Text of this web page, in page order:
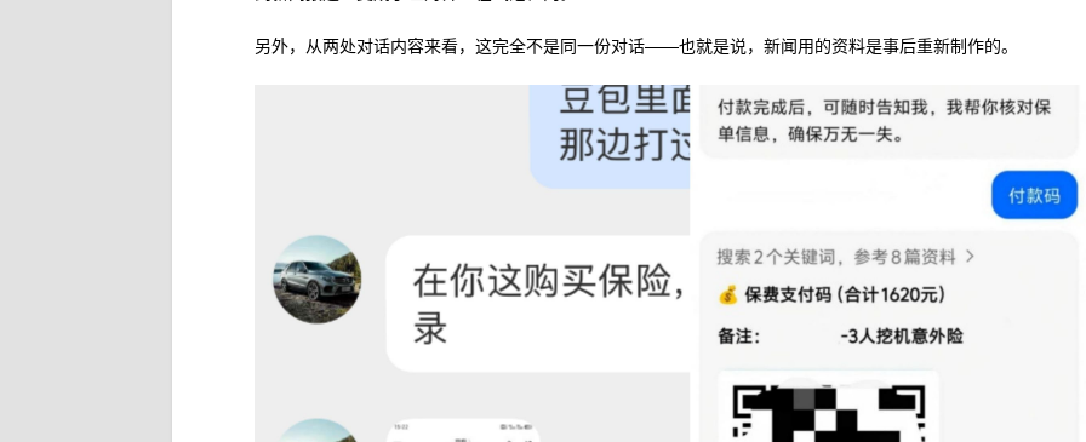
另外，从两处对话内容来看，这完全不是同一份对话——也就是说，新闻用的资料是事后重新制作的。